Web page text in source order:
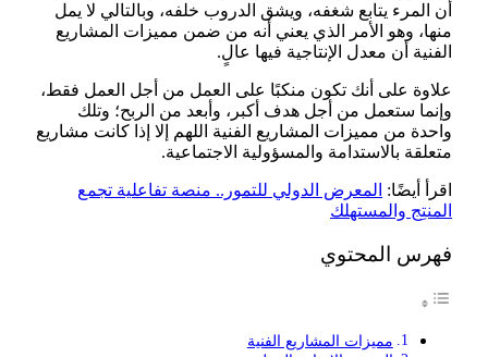
أن المرء يتابع شغفه، ويشق الدروب خلفه، وبالتالي لا يمل
منها، وهو الأمر الذي يعني أنه من ضمن مميزات المشاريع
الفنية أن معدل الإنتاجية فيها عالٍ.
علاوة على أنك تكون منكبًا على العمل من أجل العمل فقط،
وإنما ستعمل من أجل هدف أكبر، وأبعد من الربح؛ وتلك
واحدة من مميزات المشاريع الفنية اللهم إلا إذا كانت مشاريع
متعلقة بالاستدامة والمسؤولية الاجتماعية.
اقرأ أيضًا: المعرض الدولي للتمور.. منصة تفاعلية تجمع
المنتِج والمستهلك
فهرس المحتوي
مميزات المشاريع الفنية